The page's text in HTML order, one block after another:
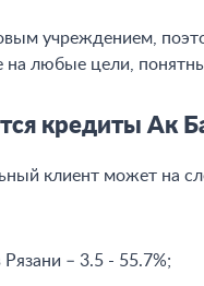
учреждением,
любые цели,
кредиты Ак
клиент может на
– 3.5 - 55.7%;